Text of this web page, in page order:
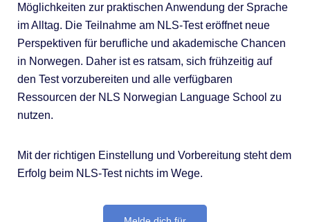
Möglichkeiten zur praktischen Anwendung der Sprache
im Alltag. Die Teilnahme am NLS-Test eröffnet neue
Perspektiven für berufliche und akademische Chancen
in Norwegen. Daher ist es ratsam, sich frühzeitig auf
den Test vorzubereiten und alle verfügbaren
Ressourcen der NLS Norwegian Language School zu
nutzen.
Mit der richtigen Einstellung und Vorbereitung steht dem
Erfolg beim NLS-Test nichts im Wege.